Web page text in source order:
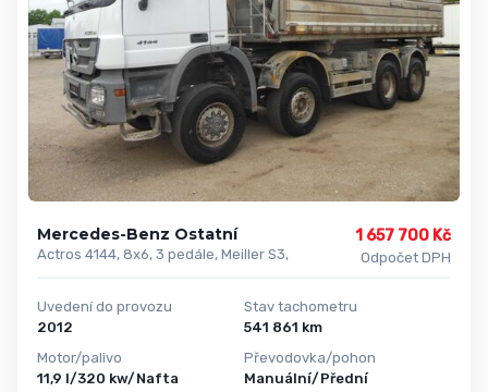
Mercedes-Benz Ostatní
Actros 4144, 8x6, 3 pedále, Meiller S3,
1 657 700 Kč
Odpočet DPH
Uvedení do provozu
2012
Motor/palivo
11,9 l/320 kw/Nafta
Stav tachometru
541 861 km
Převodovka/pohon
Manuální/Přední